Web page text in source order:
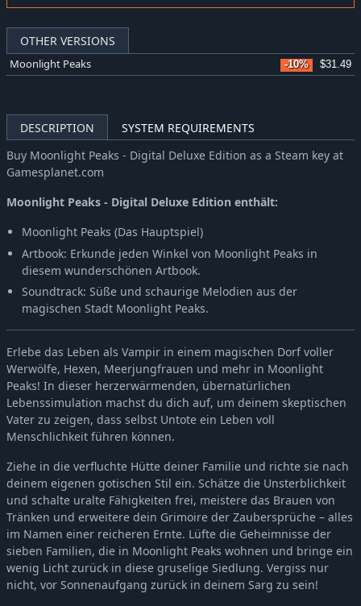
OTHER VERSIONS
Moonlight Peaks -10% $31.49
DESCRIPTION
SYSTEM REQUIREMENTS
Buy Moonlight Peaks - Digital Deluxe Edition as a Steam key at
Gamesplanet.com
Moonlight Peaks - Digital Deluxe Edition enthält:
Moonlight Peaks (Das Hauptspiel)
Artbook: Erkunde jeden Winkel von Moonlight Peaks in
diesem wunderschönen Artbook.
Soundtrack: Süße und schaurige Melodien aus der
magischen Stadt Moonlight Peaks.
Erlebe das Leben als Vampir in einem magischen Dorf voller
Werwölfe, Hexen, Meerjungfrauen und mehr in Moonlight
Peaks! In dieser herzerwärmenden, übernatürlichen
Lebenssimulation machst du dich auf, um deinem skeptischen
Vater zu zeigen, dass selbst Untote ein Leben voll
Menschlichkeit führen können.
Ziehe in die verfluchte Hütte deiner Familie und richte sie nach
deinem eigenen gotischen Stil ein. Schätze die Unsterblichkeit
und schalte uralte Fähigkeiten frei, meistere das Brauen von
Tränken und erweitere dein Grimoire der Zaubersprüche – alles
im Namen einer reicheren Ernte. Lüfte die Geheimnisse der
sieben Familien, die in Moonlight Peaks wohnen und bringe ein
wenig Licht zurück in diese gruselige Siedlung. Vergiss nur
nicht, vor Sonnenaufgang zurück in deinem Sarg zu sein!